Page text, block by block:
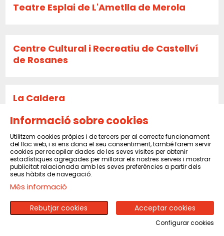
Teatre Esplai de L'Ametlla de Merola
Centre Cultural i Recreatiu de Castellví
de Rosanes
La Caldera
Sala El Sindicat de Balsareny
CENTRE CULTURAL I RECREATIU DE PINEDA
DE MAR
CENTRE MORAL I CULTURAL DEL POBLENOU
Informació sobre cookies
Utilitzem cookies pròpies i de tercers per al correcte funcionament
del lloc web, i si ens dona el seu consentiment, també farem servir
cookies per recopilar dades de les seves visites per obtenir
estadístiques agregades per millorar els nostres serveis i mostrar
publicitat relacionada amb les seves preferències a partir dels
seus hàbits de navegació.
Més informació
Acceptar cookies
Rebutjar cookies
Configurar cookies